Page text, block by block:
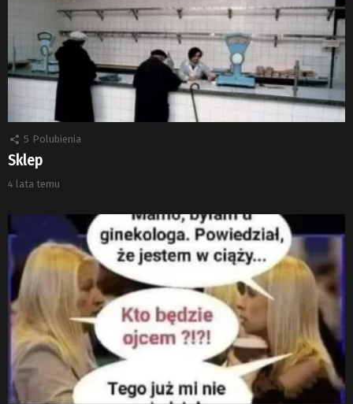
5 Polubienia
Sklep
4 lata temu